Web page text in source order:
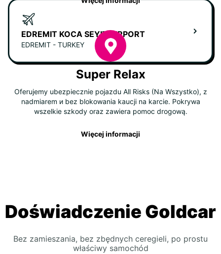
EDREMIT KOCA SEYIT AIRPORT
EDREMIT - TURKEY
Super Relax
Oferujemy ubezpiecznie pojazdu All Risks (Na Wszystko), z
nadmiarem и bez blokowania kaucji na karcie. Pokrywa
wszelkie szkody oraz zawiera pomoc drogową.
Więcej informacji
Doświadczenie Goldcar
Bez zamieszania, bez zbędnych ceregieli, po prostu
właściwy samochód